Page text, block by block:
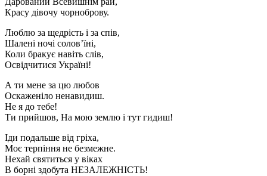
Красу дівочу чорноброву.
Люблю за щедрість і за спів,
Шалені ночі солов’їні,
Коли бракує навіть слів,
Освідчитися Україні!
А ти мене за цю любов
Оскаженіло ненавидиш.
Не я до тебе!
Ти прийшов, На мою землю і тут гидиш!
Іди подальше від гріха,
Моє терпіння не безмежне.
Нехай святиться у віках
В борні здобута НЕЗАЛЕЖНІСТЬ!